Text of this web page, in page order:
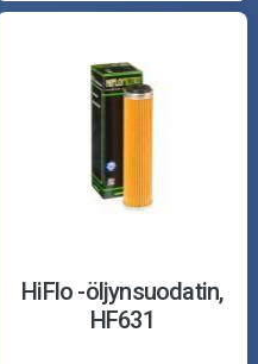
HiFlo -öljynsuodatin,
HF631